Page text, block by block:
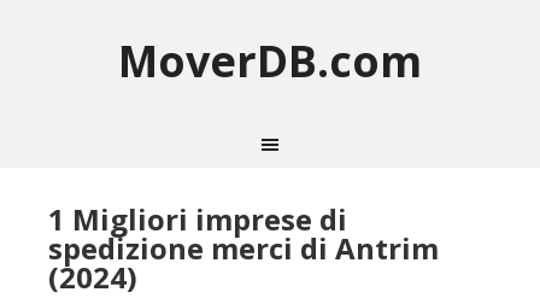
MoverDB.com
1 Migliori imprese di
spedizione merci di Antrim
(2024)